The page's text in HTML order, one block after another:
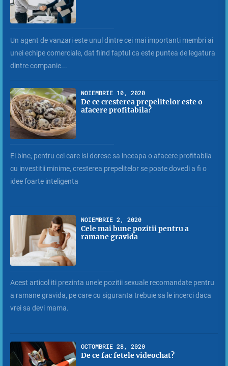
Un agent de vanzari este unul dintre cei mai importanti membri ai
unei echipe comerciale, dat fiind faptul ca este puntea de legatura
dintre companie...
NOIEMBRIE 10, 2020
De ce cresterea prepelitelor este o
afacere profitabila?
Ei bine, pentru cei care isi doresc sa inceapa o afacere profitabila
cu investitii minime, cresterea prepelitelor se poate dovedi a fi o
idee foarte inteligenta
NOIEMBRIE 2, 2020
Cele mai bune pozitii pentru a
ramane gravida
Acest articol iti prezinta unele pozitii sexuale recomandate pentru
a ramane gravida, pe care cu siguranta trebuie sa le incerci daca
vrei sa devi mama.
OCTOMBRIE 28, 2020
De ce fac fetele videochat?